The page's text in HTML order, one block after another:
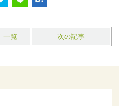
一覧 次の記事